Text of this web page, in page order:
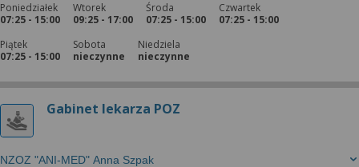
Poniedziałek
07:25 - 15:00
Wtorek
09:25 - 17:00
Środa
07:25 - 15:00
Czwartek
07:25 - 15:00
Piątek
07:25 - 15:00
Sobota
nieczynne
Niedziela
nieczynne
Gabinet lekarza POZ
NZOZ "ANI-MED" Anna Szpak